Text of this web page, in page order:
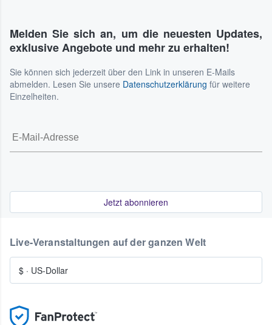
Melden Sie sich an, um die neuesten Updates,
exklusive Angebote und mehr zu erhalten!
Sie können sich jederzeit über den Link in unseren E-Mails
abmelden. Lesen Sie unsere Datenschutzerklärung für weitere
Einzelheiten.
Jetzt abonnieren
Live-Veranstaltungen auf der ganzen Welt
$ · US-Dollar